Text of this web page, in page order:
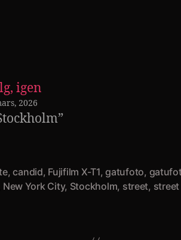
igen
2026
,candid, Fujifilm X-T1,gatufoto,
New York City, Stockholm, street,